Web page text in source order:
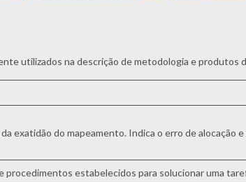
utilizados na descrição de metodologia e produtos
exatidão do mapeamento. Indica o erro de alocação e
procedimentos estabelecidos para solucionar uma